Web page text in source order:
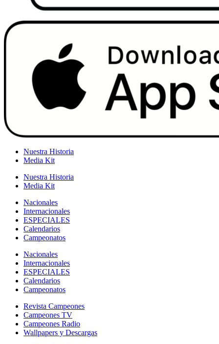
Nuestra Historia
Media Kit
Nuestra Historia
Media Kit
Nacionales
Internacionales
ESPECIALES
Calendarios
Campeonatos
Nacionales
Internacionales
ESPECIALES
Calendarios
Campeonatos
Revista Campeones
Campeones TV
Campeones Radio
Wallpapers y Descargas